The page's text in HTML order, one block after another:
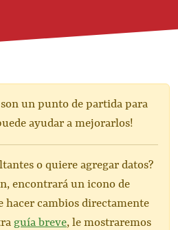
son un punto de partida para
ayudar a mejorarlos!
o quiere agregar datos?
encontrará un icono de
hacer cambios directamente
guía breve, le mostraremos